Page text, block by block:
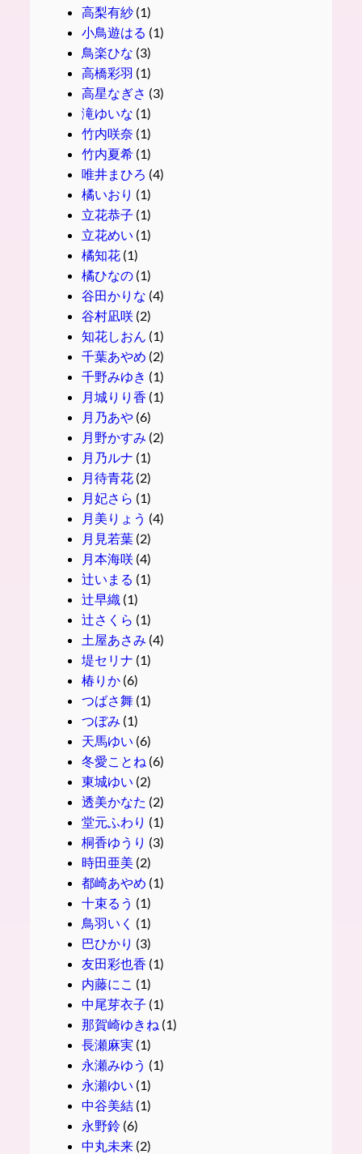
高梨有紗(1)
小鳥遊はる (1)
鳥楽ひな (3)
高橋彩羽 (1)
高星なぎさ (3)
滝ゆいな (1)
竹内咲奈 (1)
竹内夏希(1)
唯井まひろ (4)
橘いおり (1)
立花恭子 (1)
立花めい (1)
橘知花(1)
橘ひなの(1)
谷田かりな (4)
谷村凪咲(2)
知花しおん (1)
千葉あやめ (2)
千野みゆき (1)
月城りり香 (1)
月乃あや(6)
月野かすみ (2)
月乃ルナ (1)
月待青花(2)
月妃さら (1)
月美りょう (4)
月見若葉(2)
月本海咲(4)
辻いまる (1)
辻早織 (1)
辻さくら (1)
土屋あさみ (4)
堤セリナ (1)
椿りか(6)
つばさ舞(1)
つぼみ (1)
天馬ゆい (6)
冬愛ことね (6)
東城ゆい (2)
透美かなた (2)
堂元ふわり (1)
桐香ゆうり (3)
時田亜美 (2)
都崎あやめ (1)
十束るう (1)
鳥羽いく (1)
巴ひかり (3)
友田彩也香 (1)
内藤にこ (1)
中尾芽衣子 (1)
那賀崎ゆきね (1)
長瀬麻実 (1)
永瀬みゆう (1)
永瀬ゆい (1)
中谷美結(1)
永野鈴(6)
中丸未来(2)